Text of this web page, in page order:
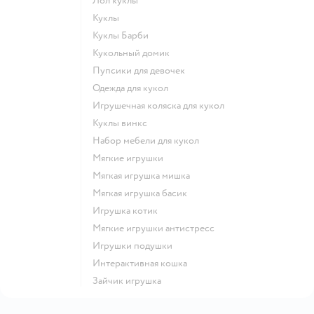
Куклы
Куклы Барби
Кукольный домик
Пупсики для девочек
Одежда для кукол
Игрушечная коляска для кукол
Куклы винкс
Набор мебели для кукол
Мягкие игрушки
Мягкая игрушка мишка
Мягкая игрушка басик
Игрушка котик
Мягкие игрушки антистресс
Игрушки подушки
Интерактивная кошка
Зайчик игрушка